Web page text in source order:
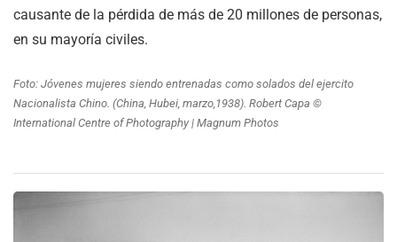
causante de la pérdida de más de 20 millones de personas,
en su mayoría civiles.
Foto: Jóvenes mujeres siendo entrenadas como solados del ejercito
Nacionalista Chino. (China, Hubei, marzo,1938). Robert Capa ©
International Centre of Photography | Magnum Photos